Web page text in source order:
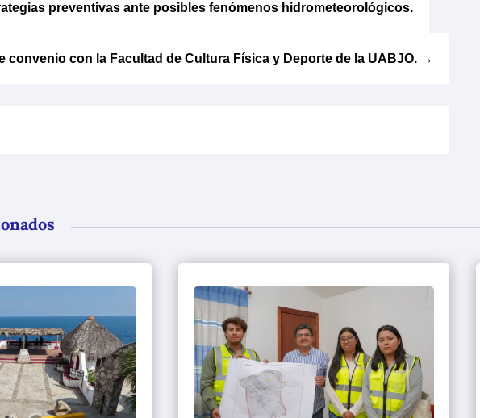
preventivas ante posibles fenómenos hidrometeorológicos.
convenio con la Facultad de Cultura Física y Deporte de la UABJO. →